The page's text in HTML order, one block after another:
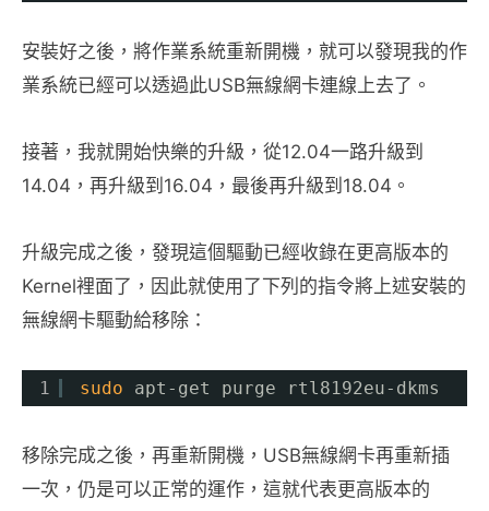
安裝好之後，將作業系統重新開機，就可以發現我的作
業系統已經可以透過此USB無線網卡連線上去了。
接著，我就開始快樂的升級，從12.04一路升級到
14.04，再升級到16.04，最後再升級到18.04。
升級完成之後，發現這個驅動已經收錄在更高版本的
Kernel裡面了，因此就使用了下列的指令將上述安裝的
無線網卡驅動給移除：
1 sudo apt-get purge rtl8192eu-dkms
移除完成之後，再重新開機，USB無線網卡再重新插
一次，仍是可以正常的運作，這就代表更高版本的